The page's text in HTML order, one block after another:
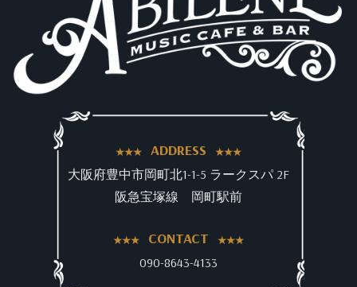
ADDRESS
大阪府豊中市岡町北1-1-5 ラークスパ 2F
阪急宝塚線 岡町駅前
CONTACT
090-8643-4133